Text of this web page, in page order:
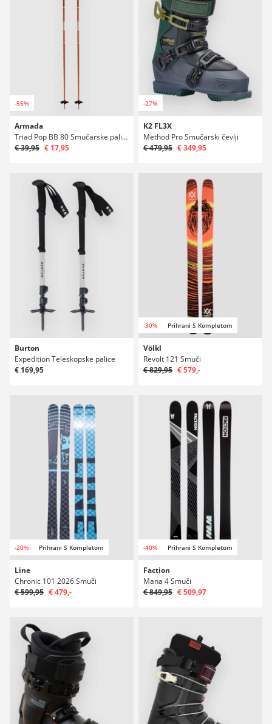
-55%
Armada
Triad Pop BB 80 Smučarske palice
€ 39,95 € 17,95
-27%
K2 FL3X
Method Pro Smučarski čevlji
€ 479,95 € 349,95
Burton
Expedition Teleskopske palice
€ 169,95
-30% Prihrani S Kompletom
Völkl
Revolt 121 Smuči
€ 829,95 € 579,-
-20% Prihrani S Kompletom
Line
Chronic 101 2026 Smuči
€ 599,95 € 479,-
-40% Prihrani S Kompletom
Faction
Mana 4 Smuči
€ 849,95 € 509,97